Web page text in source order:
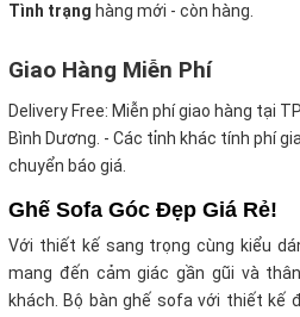
Tình trạng hàng mới - còn hàng.
Giao Hàng Miễn Phí
Delivery Free: Miễn phí giao hàng tại
Bình Dương. - Các tỉnh khác tính phí
chuyển báo giá.
Ghế Sofa Góc Đẹp Giá Rẻ!
Với thiết kế sang trọng cùng kiểu
mang đến cảm giác gần gũi và
khách. Bộ bàn ghế sofa với thiết kế